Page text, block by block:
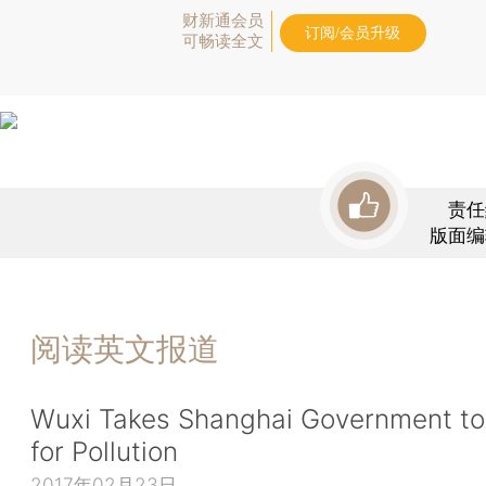
财新通会员
可畅读全文
订阅/会员升级
责
版面
阅读英文报道
Wuxi Takes Shanghai Government
for Pollution